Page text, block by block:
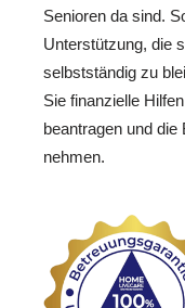
Senioren da sind.
Unterstützung, die
selbstständig zu
Sie finanzielle
beantragen und
nehmen.